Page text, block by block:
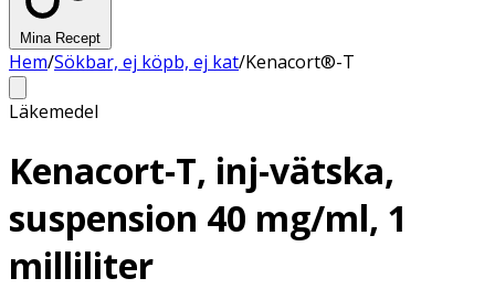
Mina Recept
Hem/Sökbar, ej köpb, ej kat/Kenacort®-T
Läkemedel
Kenacort-T, inj-vätska,
suspension 40 mg/ml, 1
milliliter